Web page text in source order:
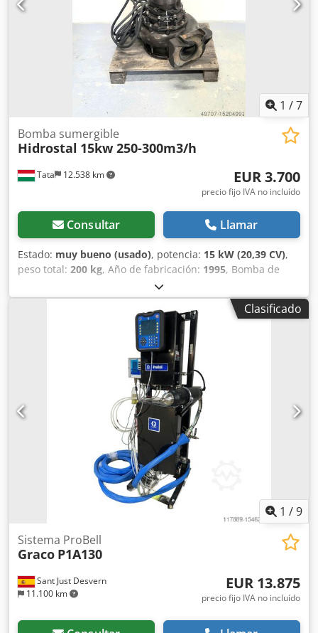
1 /7
Tata 12.538 km
Bomba sumergible
Hidrostal 15kw 250-300m3/h
EUR 3.700
precio fijo IVA no incluído
Consultar Llamar
Estado: muy bueno (usado), potencia: 15 kW (20,39 CV),
peso total: 200 kg, Año de fabricación: 1995, Bomba de
lodos Hidrostal Bomba de aguas residuales de 15 kW
Fabricante HIDROSTAL Tipo Año de fabricación: 1995
Capacidad de bombeo: 250-300m3/h Altura de elevación:
21m Potencia: 15 kW 400 V 50 Hz 32,5 A Velocidad: 1410
rpm Clase de protección: IP 54 Tamaños: Altura Altura:
1050 mm Anchura: 700 mm Csdpferuax Usx Ab Ajrf Peso:
Clasificado
1 /9
Sant Just Desvern
11.100 km
Sistema ProBell
Graco P1A130
EUR 13.875
precio fijo IVA no incluído